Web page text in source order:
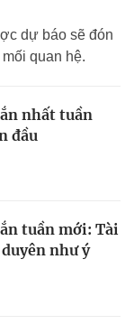
dự báo sẽ đón
quan hệ.
nhất tuần
đầu
tuần mới: Tài
như ý